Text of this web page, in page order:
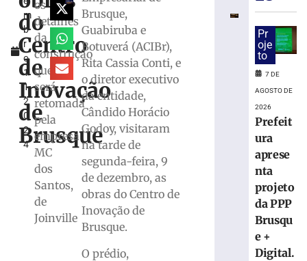
m
b
r
o
1
1,
2
0
2
4
do
Centro
de
Inovação
de
Brusque
os
detalhes
da
construção
que
será
retomada
pela
empresa
MC
dos
Santos,
de
Joinville
Brusque,
Guabiruba e
Botuverá (ACIBr),
Rita Cassia Conti, e
o diretor executivo
da entidade,
Cândido Horácio
Godoy, visitaram
na tarde de
segunda-feira, 9
de dezembro, as
obras do Centro de
Inovação de
Brusque.
O prédio,
conta
de
Brusque
edição
Rodeio
Crioulo
Nacional
agosto
mais
Pr
oje
to
7 DE
AGOSTO DE
2026
Prefeit
ura
aprese
nta
projeto
da PPP
Brusqu
e +
Digital.